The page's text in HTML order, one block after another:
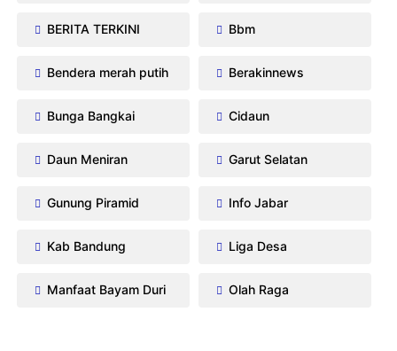
BERITA TERKINI Bbm
Bendera merah putih Berakinnews
Bunga Bangkai Cidaun
Daun Meniran Garut Selatan
Gunung Piramid Info Jabar
Kab Bandung Liga Desa
Manfaat Bayam Duri Olah Raga